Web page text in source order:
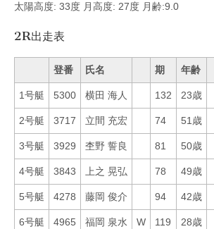
太陽高度: 33度 月高度: 27度 月齢:9.0
2R出走表
登番 氏名 期 年齢
1号艇 5300 横田 海人 132 23歳
2号艇 3717 立間 充宏 74 51歳
3号艇 3929 杢野 誓良 81 50歳
4号艇 3843 上之 晃弘 78 49歳
5号艇 4278 藤岡 俊介 94 42歳
6号艇 4965 福岡 泉水 W 119 28歳